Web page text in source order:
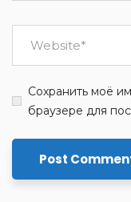
Сохранить моё
браузере для